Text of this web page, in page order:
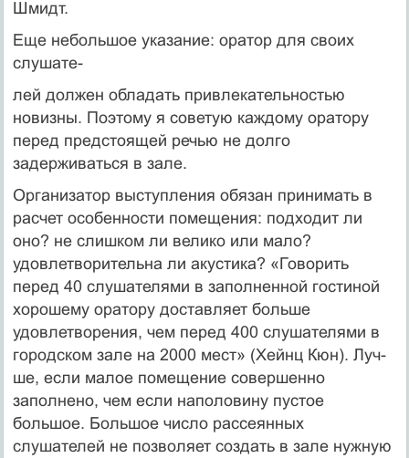
Шмидт.
Еще небольшое указание: оратор для своих
слушате-
лей должен обладать привлекательностью
новизны. По­этому я советую каждому оратору
перед предстоящей речью не долго
задерживаться в зале.
Организатор выступления обязан принимать в
расчет особенности помещения: подходит ли
оно? не слиш­ком ли велико или мало?
удовлетворительна ли акустика? «Говорить
перед 40 слушателями в за­полненной гостиной
хорошему оратору доставляет больше
удовлетворения, чем перед 400 слушателями в
городском зале на 2000 мест» (Хейнц Кюн). Луч­
ше, если малое помещение совершенно
заполнено, чем если наполовину пустое
большое. Большое число рассеянных
слушателей не позволяет создать в зале нужную